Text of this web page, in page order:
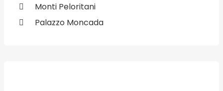
Monti Peloritani
Palazzo Moncada